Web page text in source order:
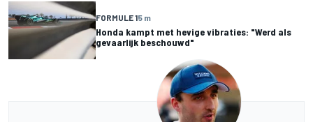
FORMULE 15 m
Honda kampt met hevige vibraties: "Werd als
gevaarlijk beschouwd"